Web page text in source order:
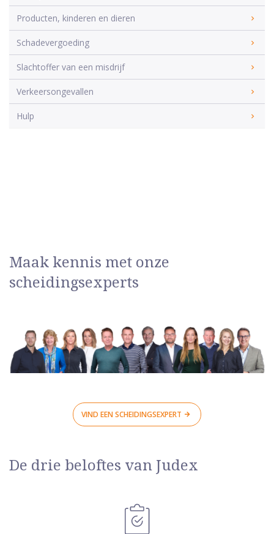
Producten, kinderen en dieren
Schadevergoeding
Slachtoffer van een misdrijf
Verkeersongevallen
Hulp
Maak kennis met onze
scheidingsexperts
VIND EEN SCHEIDINGSEXPERT
De drie beloftes van Judex